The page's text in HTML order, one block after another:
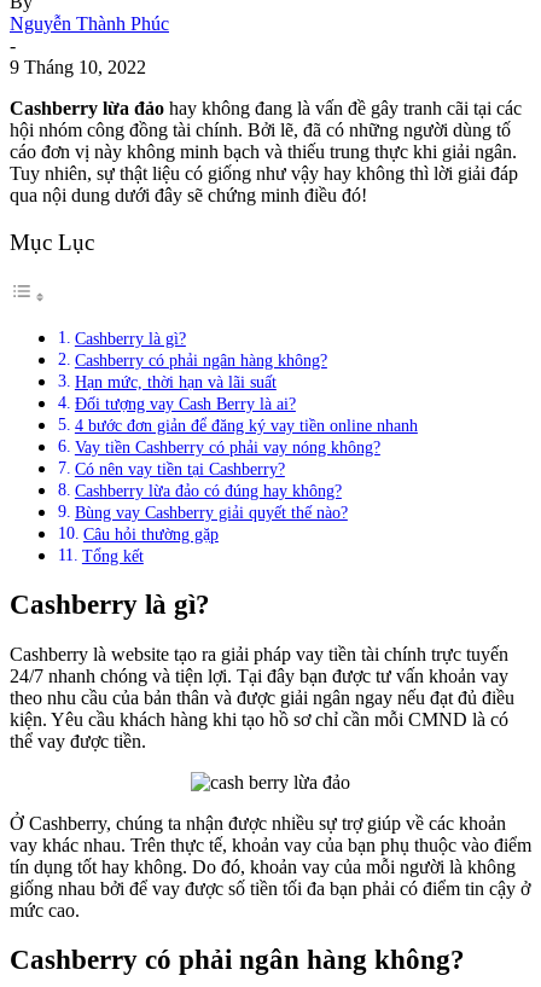
Nguyễn Thành Phúc
-
9 Tháng 10, 2022
Cashberry lừa đảo hay không đang là vấn đề gây tranh cãi tại các
hội nhóm công đồng tài chính. Bởi lẽ, đã có những người dùng tố
cáo đơn vị này không minh bạch và thiếu trung thực khi giải ngân.
Tuy nhiên, sự thật liệu có giống như vậy hay không thì lời giải đáp
qua nội dung dưới đây sẽ chứng minh điều đó!
Mục Lục
Cashberry là gì?
Cashberry có phải ngân hàng không?
Hạn mức, thời hạn và lãi suất
Đối tượng vay Cash Berry là ai?
4 bước đơn giản để đăng ký vay tiền online nhanh
Vay tiền Cashberry có phải vay nóng không?
Có nên vay tiền tại Cashberry?
Cashberry lừa đảo có đúng hay không?
Bùng vay Cashberry giải quyết thế nào?
Câu hỏi thường gặp
Tổng kết
Cashberry là gì?
Cashberry là website tạo ra giải pháp vay tiền tài chính trực tuyến
24/7 nhanh chóng và tiện lợi. Tại đây bạn được tư vấn khoản vay
theo nhu cầu của bản thân và được giải ngân ngay nếu đạt đủ điều
kiện. Yêu cầu khách hàng khi tạo hồ sơ chỉ cần mỗi CMND là có
thể vay được tiền.
Ở Cashberry, chúng ta nhận được nhiều sự trợ giúp về các khoản
vay khác nhau. Trên thực tế, khoản vay của bạn phụ thuộc vào điểm
tín dụng tốt hay không. Do đó, khoản vay của mỗi người là không
giống nhau bởi để vay được số tiền tối đa bạn phải có điểm tin cậy ở
mức cao.
Cashberry có phải ngân hàng không?